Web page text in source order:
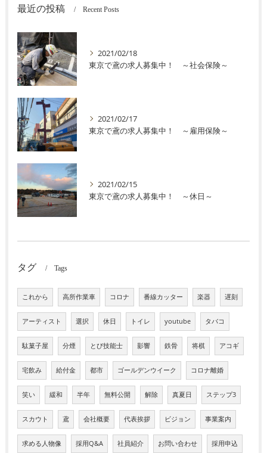
最近の投稿 Recent Posts
2021/02/18
東京で鳶の求人募集中！ ～社会保険～
2021/02/17
東京で鳶の求人募集中！ ～雇用保険～
2021/02/15
東京で鳶の求人募集中！ ～休日～
タグ Tags
これから 高所作業車 コロナ 番線カッター 楽器 遅刻
アーティスト 選択 休日 トイレ youtube タバコ
駄菓子屋 分煙 とび技能士 影響 鉄骨 将棋 アコギ
宅飲み 給付金 都市 ゴールデンウイーク コロナ離婚
笑い 緩和 半年 無料公開 解除 真夏日 ステップ3
スカウト 鳶 会社概要 代表挨拶 ビジョン 事業案内
求める人物像 採用Q&A 社員紹介 お問い合わせ 採用申込